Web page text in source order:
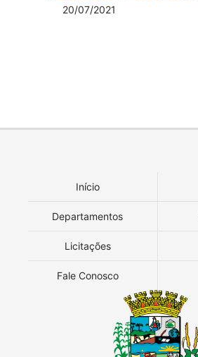
20/07/2021
Início
Departamentos
Licitações
Fale Conosco